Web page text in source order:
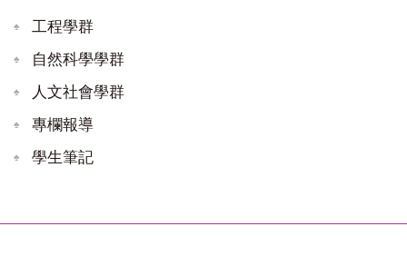
工程學群
自然科學學群
人文社會學群
專欄報導
學生筆記